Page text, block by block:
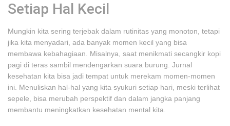
Setiap Hal Kecil
Mungkin kita sering terjebak dalam rutinitas yang monoton, tetapi
jika kita menyadari, ada banyak momen kecil yang bisa
membawa kebahagiaan. Misalnya, saat menikmati secangkir kopi
pagi di teras sambil mendengarkan suara burung. Jurnal
kesehatan kita bisa jadi tempat untuk merekam momen-momen
ini. Menuliskan hal-hal yang kita syukuri setiap hari, meski terlihat
sepele, bisa merubah perspektif dan dalam jangka panjang
membantu meningkatkan kesehatan mental kita.